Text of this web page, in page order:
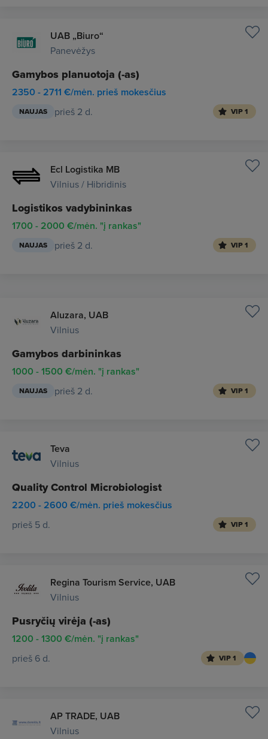
UAB „Biuro“
Panevėžys
Gamybos planuotoja (-as)
2350 - 2711 €/mėn. prieš mokesčius
NAUJAS prieš 2 d. VIP 1
Ecl Logistika MB
Vilnius / Hibridinis
Logistikos vadybininkas
1700 - 2000 €/mėn. "į rankas"
NAUJAS prieš 2 d. VIP 1
Aluzara, UAB
Vilnius
Gamybos darbininkas
1000 - 1500 €/mėn. "į rankas"
NAUJAS prieš 2 d. VIP 1
Teva
Vilnius
Quality Control Microbiologist
2200 - 2600 €/mėn. prieš mokesčius
prieš 5 d. VIP 1
Regina Tourism Service, UAB
Vilnius
Pusryčių virėja (-as)
1200 - 1300 €/mėn. "į rankas"
prieš 6 d. VIP 1
AP TRADE, UAB
Vilnius